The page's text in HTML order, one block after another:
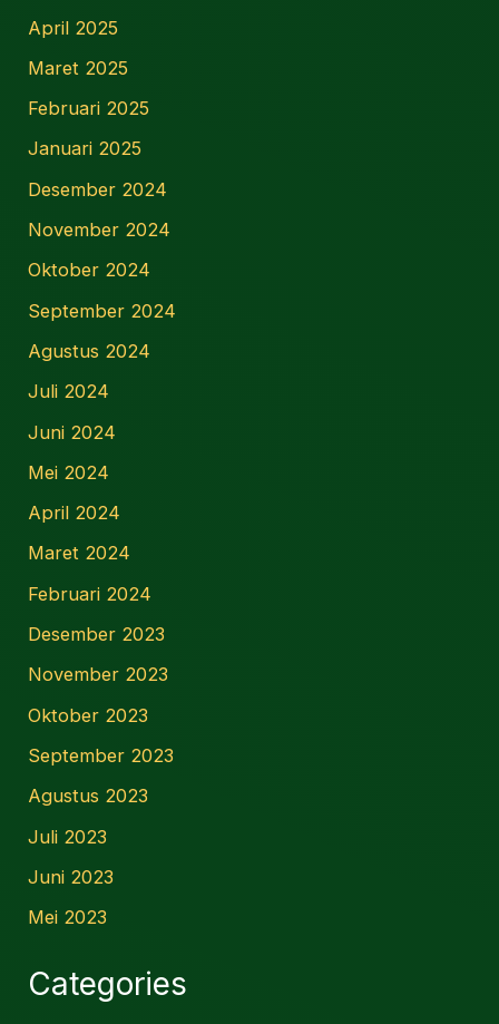
April 2025
Maret 2025
Februari 2025
Januari 2025
Desember 2024
November 2024
Oktober 2024
September 2024
Agustus 2024
Juli 2024
Juni 2024
Mei 2024
April 2024
Maret 2024
Februari 2024
Desember 2023
November 2023
Oktober 2023
September 2023
Agustus 2023
Juli 2023
Juni 2023
Mei 2023
Categories